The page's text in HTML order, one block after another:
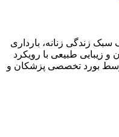
زندگی زنانه، بارداری
زیبایی طبیعی با رویکرد
بورد تخصصی پزشکان و